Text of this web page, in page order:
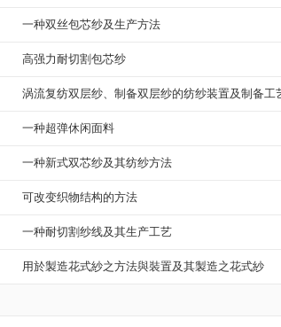
一种双丝包芯纱及生产方法
高强力耐切割包芯纱
涡流复纺双层纱、制备双层纱的纺纱装置及制备工
一种超弹休闲面料
一种新式双芯纱及其纺纱方法
可改变织物结构的方法
一种耐切割纱线及其生产工艺
用於製造花式紗之方法與裝置及其製造之花式紗